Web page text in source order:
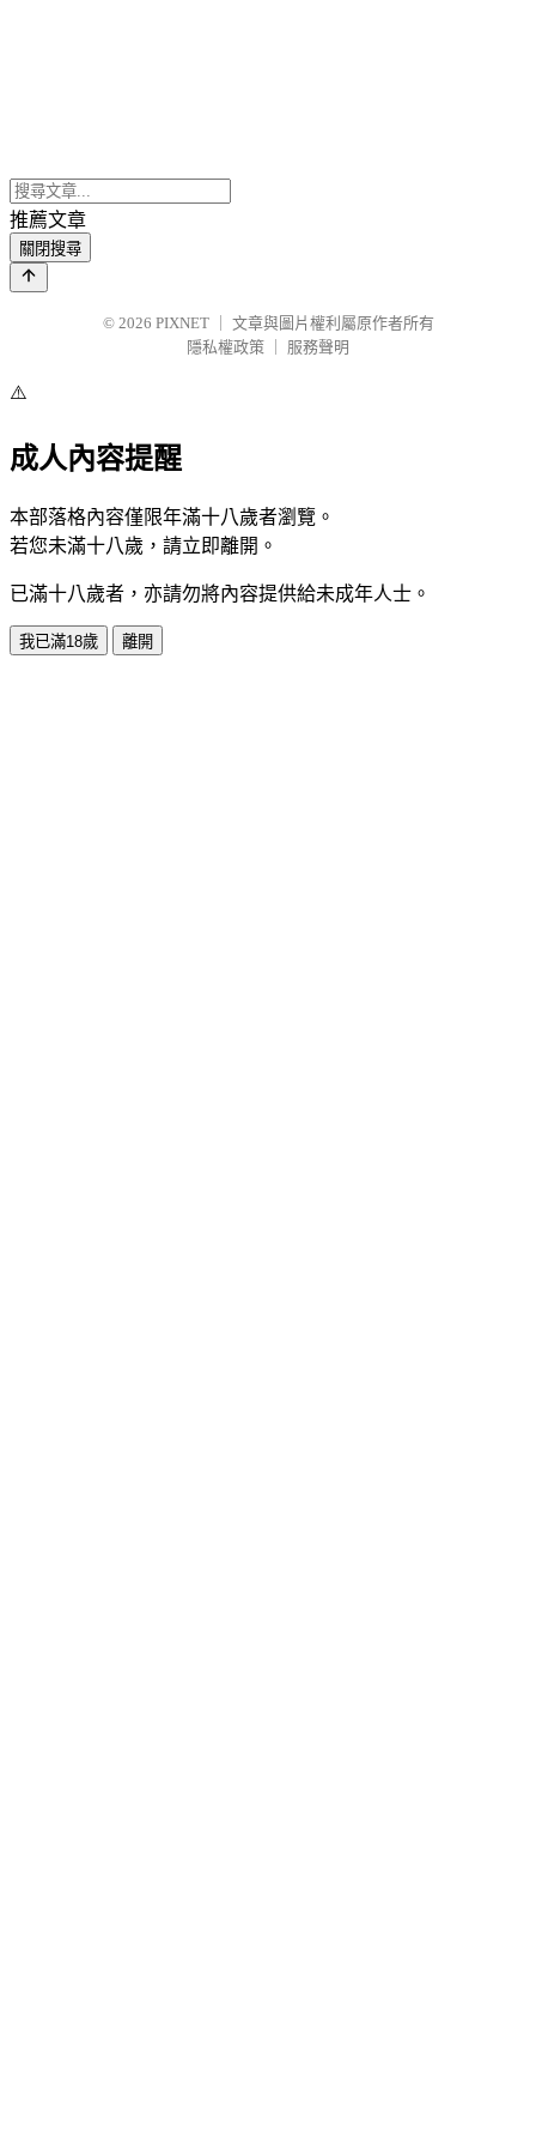
推薦文章
關閉搜尋
© 2026 PIXNET
文章與圖片權利屬原作者所有
隱私權政策
服務聲明
⚠️
成人內容提醒
本部落格內容僅限年滿十八歲者瀏覽。
若您未滿十八歲，請立即離開。
已滿十八歲者，亦請勿將內容提供給未成年人士。
我已滿18歲 離開